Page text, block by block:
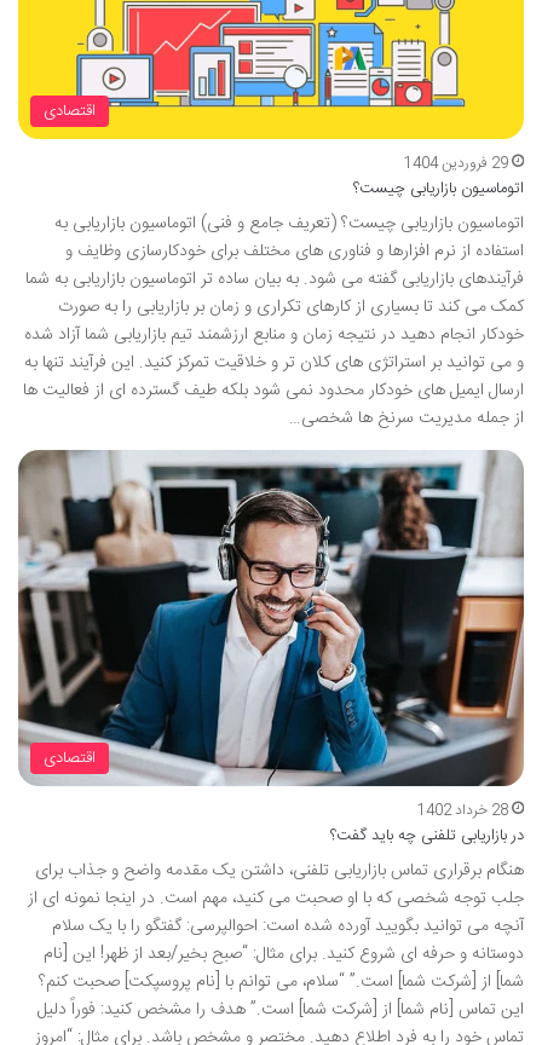
اقتصادی
29 فروردین 1404
اتوماسیون بازاریابی چیست؟
اتوماسیون بازاریابی چیست؟ (تعریف جامع و فنی) اتوماسیون بازاریابی به
استفاده از نرم افزارها و فناوری های مختلف برای خودکارسازی وظایف و
فرآیندهای بازاریابی گفته می شود. به بیان ساده تر اتوماسیون بازاریابی به شما
کمک می کند تا بسیاری از کارهای تکراری و زمان بر بازاریابی را به صورت
خودکار انجام دهید در نتیجه زمان و منابع ارزشمند تیم بازاریابی شما آزاد شده
و می توانید بر استراتژی های کلان تر و خلاقیت تمرکز کنید. این فرآیند تنها به
ارسال ایمیل های خودکار محدود نمی شود بلکه طیف گسترده ای از فعالیت ها
از جمله مدیریت سرنخ ها شخصی…
اقتصادی
28 خرداد 1402
در بازاریابی تلفنی چه باید گفت؟
هنگام برقراری تماس بازاریابی تلفنی، داشتن یک مقدمه واضح و جذاب برای
جلب توجه شخصی که با او صحبت می کنید، مهم است. در اینجا نمونه ای از
آنچه می توانید بگویید آورده شده است: احوالپرسی: گفتگو را با یک سلام
دوستانه و حرفه ای شروع کنید. برای مثال: “صبح بخیر/بعد از ظهر! این [نام
شما] از [شرکت شما] است.” “سلام، می توانم با [نام پروسپکت] صحبت کنم؟
این تماس [نام شما] از [شرکت شما] است.” هدف را مشخص کنید: فوراً دلیل
تماس خود را به فرد اطلاع دهید. مختصر و مشخص باشد. برای مثال: “امروز